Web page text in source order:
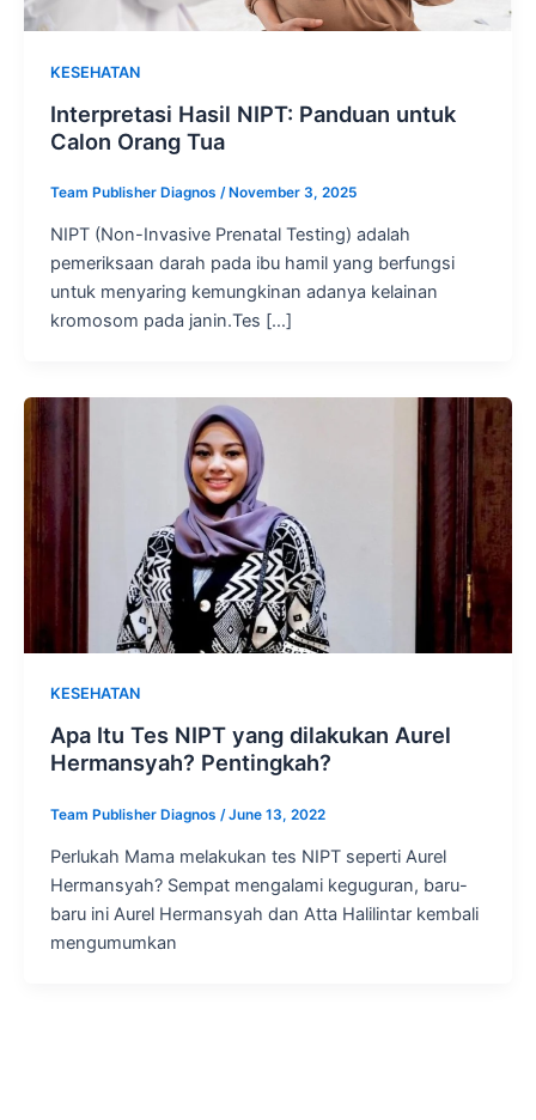
KESEHATAN
Interpretasi Hasil NIPT: Panduan untuk
Calon Orang Tua
Team Publisher Diagnos / November 3, 2025
NIPT (Non-Invasive Prenatal Testing) adalah
pemeriksaan darah pada ibu hamil yang berfungsi
untuk menyaring kemungkinan adanya kelainan
kromosom pada janin.Tes […]
KESEHATAN
Apa Itu Tes NIPT yang dilakukan Aurel
Hermansyah? Pentingkah?
Team Publisher Diagnos /June 13, 2022
Perlukah Mama melakukan tes NIPT seperti Aurel
Hermansyah? Sempat mengalami keguguran, baru-
baru ini Aurel Hermansyah dan Atta Halilintar kembali
mengumumkan